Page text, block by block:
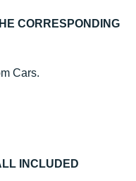
CORRESPONDING
Cars.
INCLUDED